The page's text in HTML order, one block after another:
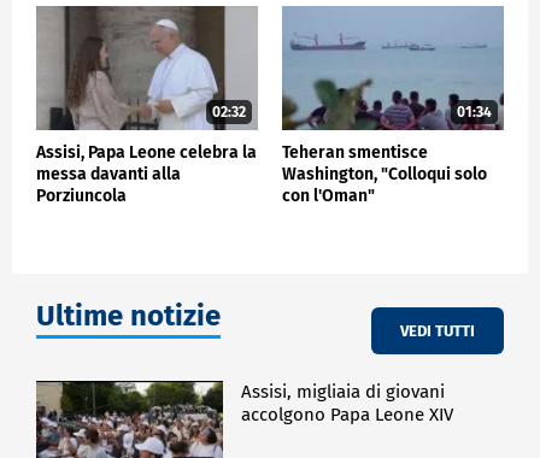
02:32
Assisi, Papa Leone celebra la
messa davanti alla
Porziuncola
01:34
Teheran smentisce
Washington, "Colloqui solo
con l'Oman"
Ultime notizie VEDI TUTTI
Assisi, migliaia di giovani
accolgono Papa Leone XIV